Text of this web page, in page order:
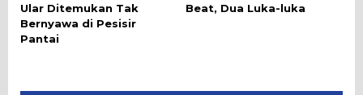
Ular Ditemukan Tak
Bernyawa di Pesisir
Pantai
Beat, Dua Luka-luka